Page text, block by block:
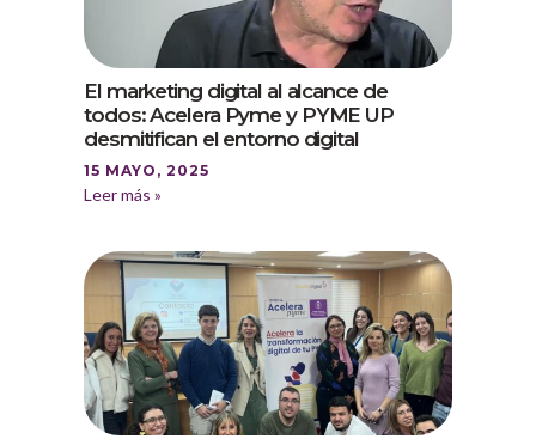
El marketing digital al alcance de
todos: Acelera Pyme y PYME UP
desmitifican el entorno digital
15 MAYO, 2025
Leer más »